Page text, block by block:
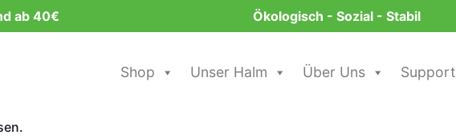
ab 40€ Ökologisch - Sozial - Stabil
Shop Unser Halm Über Uns Support